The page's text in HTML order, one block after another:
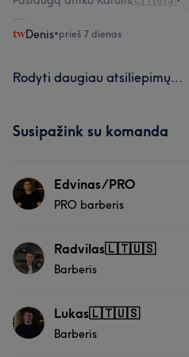
Denis•prieš 7 dienas
Rodyti daugiau atsiliepimų...
Susipažink su komanda
Edvinas/PRO
PRO barberis
Paslaugos
Mūsų klientų nuomonė apie
Radvilas🇱🇹🇺🇸
Barberis
Apie
Esu barberis, kuriam svarbu
Lukas🇱🇹🇺🇸
Barberis